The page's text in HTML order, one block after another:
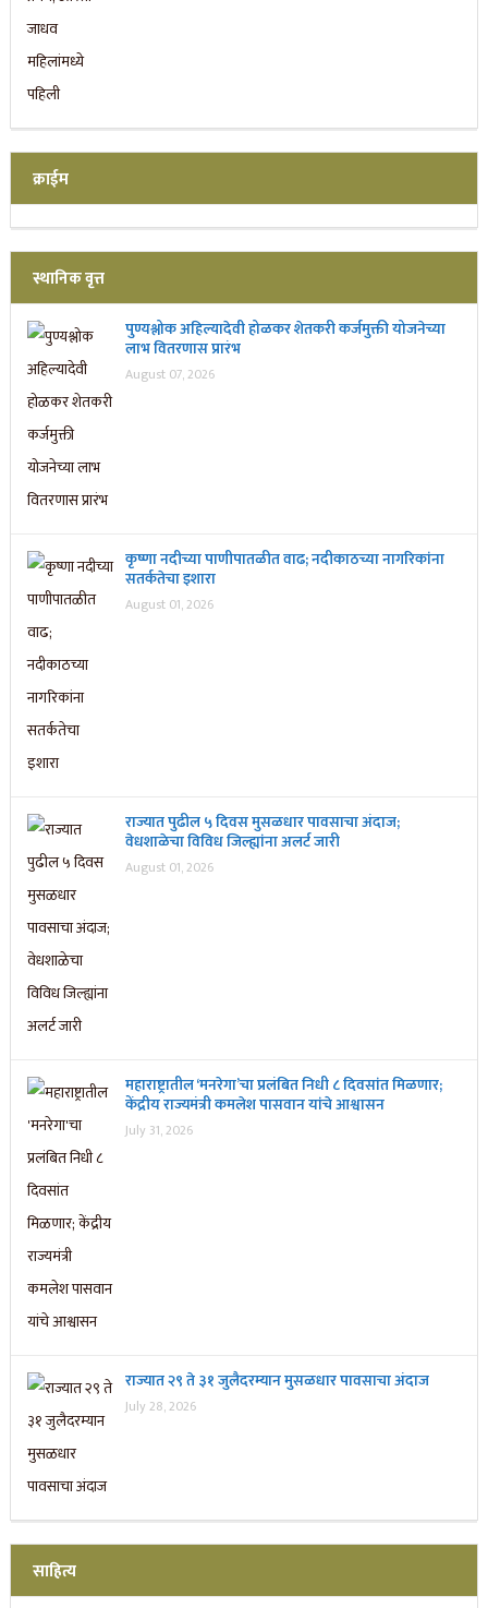
क्राईम
स्थानिक वृत्त
पुण्यश्लोक अहिल्यादेवी होळकर शेतकरी कर्जमुक्ती योजनेच्या
लाभ वितरणास प्रारंभ
August 07, 2026
कृष्णा नदीच्या पाणीपातळीत वाढ; नदीकाठच्या नागरिकांना
सतर्कतेचा इशारा
August 01, 2026
राज्यात पुढील ५ दिवस मुसळधार पावसाचा अंदाज;
वेधशाळेचा विविध जिल्ह्यांना अलर्ट जारी
August 01, 2026
महाराष्ट्रातील ‘मनरेगा’चा प्रलंबित निधी ८ दिवसांत मिळणार;
केंद्रीय राज्यमंत्री कमलेश पासवान यांचे आश्वासन
July 31, 2026
राज्यात २९ ते ३१ जुलैदरम्यान मुसळधार पावसाचा अंदाज
July 28, 2026
साहित्य